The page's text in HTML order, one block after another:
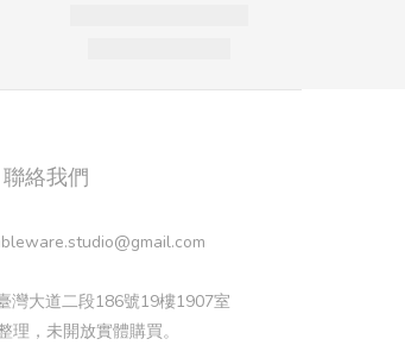
聯絡我們
灣大道二段186號19樓1907室
理，未開放實體購買。